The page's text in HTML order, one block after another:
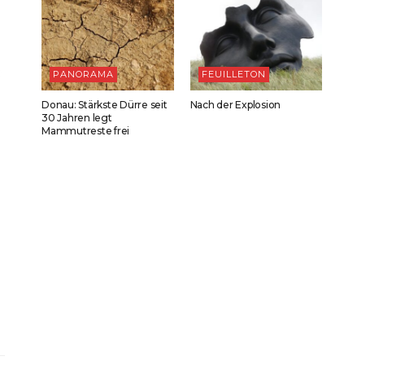
PANORAMA
Donau: Stärkste Dürre seit
30 Jahren legt
Mammutreste frei
FEUILLETON
Nach der Explosion